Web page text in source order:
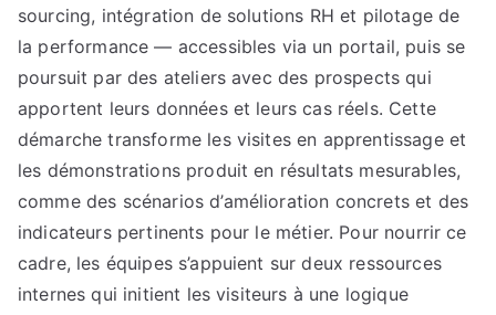
sourcing, intégration de solutions RH et pilotage de
la performance — accessibles via un portail, puis se
poursuit par des ateliers avec des prospects qui
apportent leurs données et leurs cas réels. Cette
démarche transforme les visites en apprentissage et
les démonstrations produit en résultats mesurables,
comme des scénarios d’amélioration concrets et des
indicateurs pertinents pour le métier. Pour nourrir ce
cadre, les équipes s’appuient sur deux ressources
internes qui initient les visiteurs à une logique